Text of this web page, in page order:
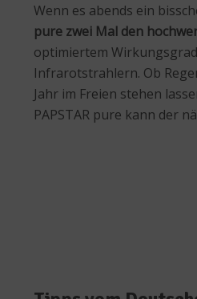
Wenn es abends ein
pure zwei Mal den
optimiertem
Infrarotstrahlern. Ob
Jahr im Freien stehen
PAPSTAR pure kann der